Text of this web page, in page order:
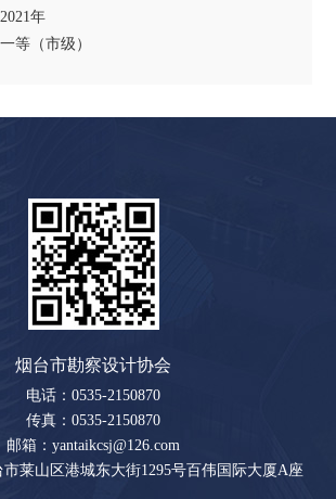
年
等（市级）
烟台市勘察设计协会
电话：0535-2150870
传真：0535-2150870
邮箱：yantaikcsj@126.com
莱山区港城东大街1295号百伟国际大厦A座